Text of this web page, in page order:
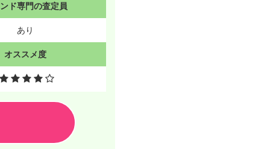
ド専門の査定員
あり
オススメ度